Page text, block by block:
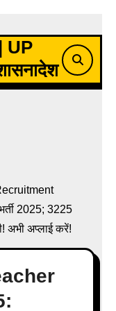
| UP
2025; 3225
अभी अप्लाई करें!